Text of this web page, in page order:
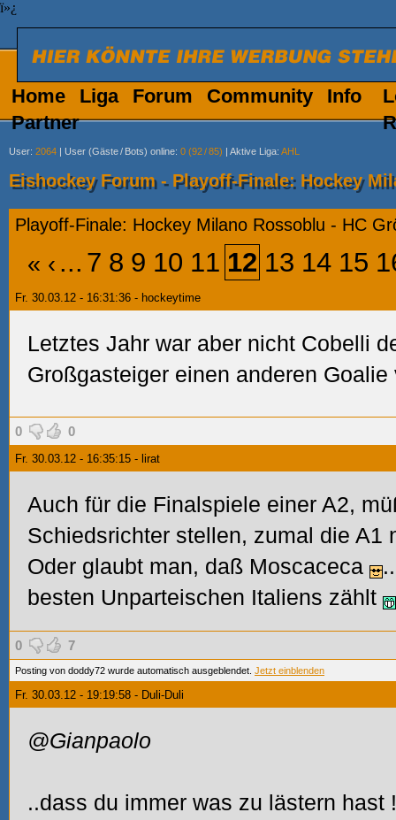
ï»¿
Home Liga Forum Community
Info
Partner
User: 2064 | User (Gäste/ Bots) online: 0 (92/85) | Aktive Liga: AHL
Eishockey Forum - Playoff-Finale: Hockey
Playoff-Finale: Hockey Milano Rossoblu - HC
« ‹ ... 7 8 9 10 11 12 13 14 15
Fr. 30.03.12 - 16:31:36 - hockeytime
Letztes Jahr war aber nicht Cobelli
Großgasteiger einen anderen
0 0
Fr. 30.03.12 - 16:35:15 - lirat
Auch für die Finalspiele einer A2,
Schiedsrichter stellen, zumal die A1
Oder glaubt man, daß Moscaceca
besten Unparteischen Italiens zählt
0 7
Posting von doddy72 wurde automatisch ausgeblendet. Jetzt einblenden
Fr. 30.03.12 - 19:19:58 - Duli-Duli
@Gianpaolo
..dass du immer was zu lästern hast